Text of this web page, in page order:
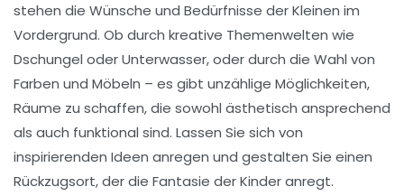
stehen die Wünsche und Bedürfnisse der Kleinen im
Vordergrund. Ob durch kreative Themenwelten wie
Dschungel oder Unterwasser, oder durch die Wahl von
Farben und Möbeln – es gibt unzählige Möglichkeiten,
Räume zu schaffen, die sowohl ästhetisch ansprechend
als auch funktional sind. Lassen Sie sich von
inspirierenden Ideen anregen und gestalten Sie einen
Rückzugsort, der die Fantasie der Kinder anregt.